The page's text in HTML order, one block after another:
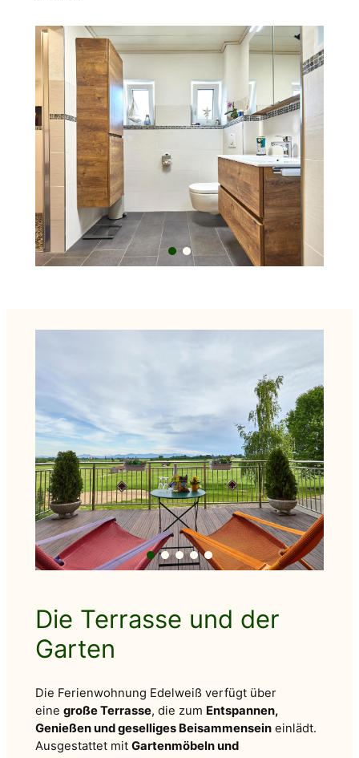
Die Terrasse und der
Garten
Die Ferienwohnung Edelweiß verfügt über
eine große Terrasse, die zum Entspannen,
Genießen und geselliges Beisammenseineinlädt.
Ausgestattet mit Gartenmöbeln und